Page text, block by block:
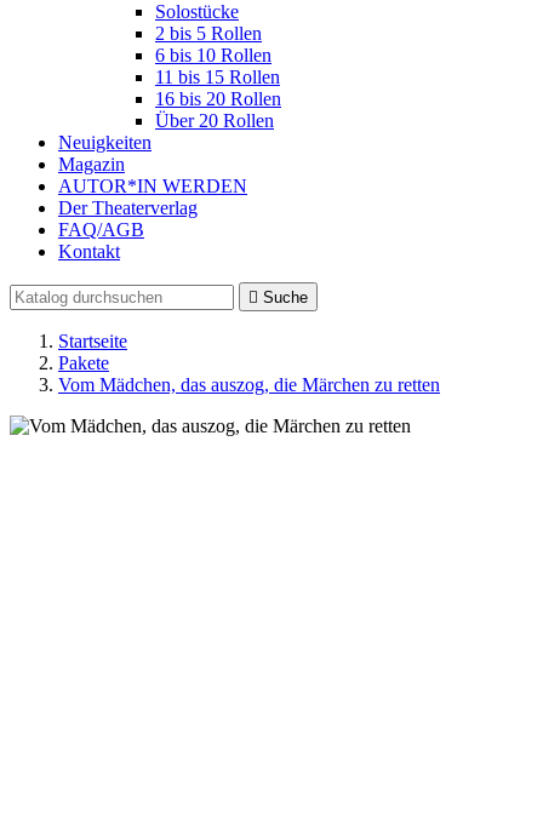
Solostücke
2 bis 5 Rollen
6 bis 10 Rollen
11 bis 15 Rollen
16 bis 20 Rollen
Über 20 Rollen
Neuigkeiten
Magazin
AUTOR*IN WERDEN
Der Theaterverlag
FAQ/AGB
Kontakt
 Suche
Startseite
Pakete
Vom Mädchen, das auszog, die Märchen zu retten